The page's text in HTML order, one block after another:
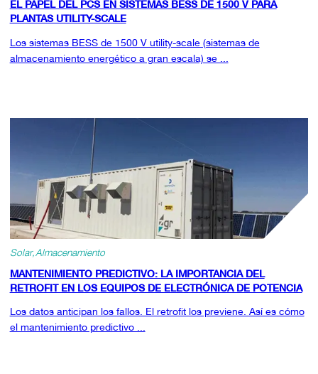
EL PAPEL DEL PCS EN SISTEMAS BESS DE 1500 V PARA
PLANTAS UTILITY-SCALE
Los sistemas BESS de 1500 V utility-scale (sistemas de
almacenamiento energético a gran escala) se ...
Solar Almacenamiento
MANTENIMIENTO PREDICTIVO: LA IMPORTANCIA DEL
RETROFIT EN LOS EQUIPOS DE ELECTRÓNICA DE POTENCIA
Los datos anticipan los fallos. El retrofit los previene. Así es cómo
el mantenimiento predictivo ...